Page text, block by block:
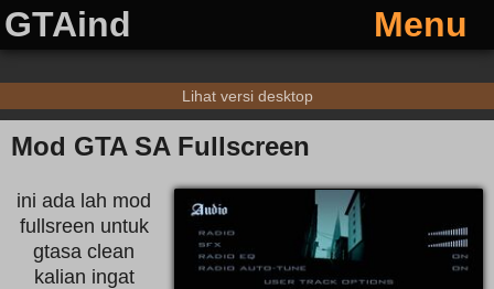
GTAind Menu
Lihat versi desktop
Mod GTA SA Fullscreen
ini ada lah mod
fullsreen untuk
gtasa clean
kalian ingat